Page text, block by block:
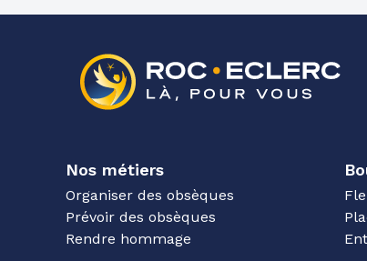
Nos métiers
Organiser des obsèques
Prévoir des obsèques
Rendre hommage